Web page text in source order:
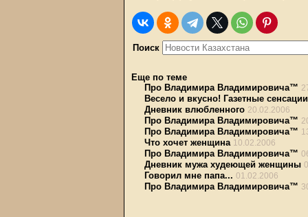
Поиск
Еще по теме
Про Владимира Владимировича™
Весело и вкусно! Газетные
Дневник влюбленного 20.02.2006
Про Владимира Владимировича™
Про Владимира Владимировича™
Что хочет женщина 10.02.2006
Про Владимира Владимировича™
Дневник мужа худеющей женщины
Говорил мне папа... 01.02.2006
Про Владимира Владимировича™